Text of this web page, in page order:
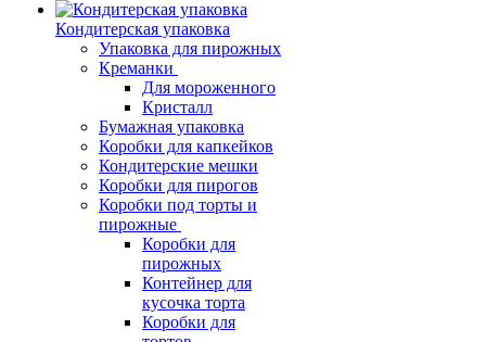
Кондитерская упаковка
Упаковка для пирожных
Креманки
Для мороженного
Кристалл
Бумажная упаковка
Коробки для капкейков
Кондитерские мешки
Коробки для пирогов
Коробки под торты и
пирожные
Коробки для
пирожных
Контейнер для
кусочка торта
Коробки для